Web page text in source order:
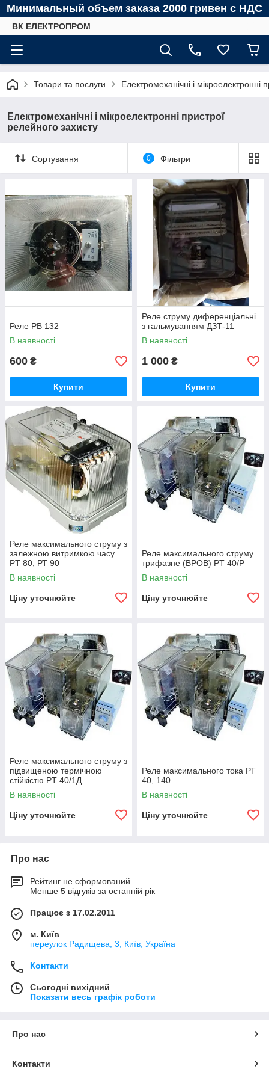
Минимальный объем заказа 2000 гривен с НДС
ВК ЕЛЕКТРОПРОМ
Товари та послуги Електромеханічні і мікроелектронні
Електромеханічні і мікроелектронні пристрої
релейного захисту
Сортування 0 Фільтри
Реле РВ 132
В наявності
600 ₴
Купити
Реле струму диференціальні
з гальмуванням ДЗТ-11
В наявності
1 000 ₴
Купити
Реле максимального струму з
залежною витримкою часу
PT 80, РТ 90
В наявності
Ціну уточнюйте
Реле максимального струму
трифазне (ВРОВ) PT 40/Р
В наявності
Ціну уточнюйте
Реле максимального струму з
підвищеною термічною
стійкістю PT 40/1Д
В наявності
Ціну уточнюйте
Реле максимального тока РТ
40, 140
В наявності
Ціну уточнюйте
Про нас
Рейтинг не сформований
Менше 5 відгуків за останній рік
Працює з 17.02.2011
м. Київ
переулок Радищева, 3, Київ, Україна
Контакти
Сьогодні вихідний
Показати весь графік роботи
Про нас
Контакти